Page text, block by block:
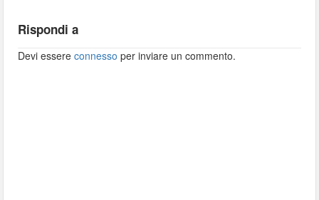
Rispondi a
Devi essereconnesso per inviare un commento.